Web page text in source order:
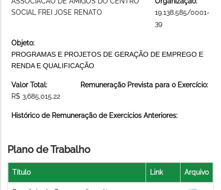
SOCIAL FREI JOSE RENATO
19.138.585/0001-
39
Objeto:
PROGRAMAS E PROJETOS DE GERAÇÃO DE EMPREGO E
RENDA E QUALIFICAÇÃO
Valor Total:
R$ 3,685,015.22
Remuneração Prevista para o Exercício:
Histórico de Remuneração de Exercícios Anteriores:
Plano de Trabalho
Título Link Arquivo